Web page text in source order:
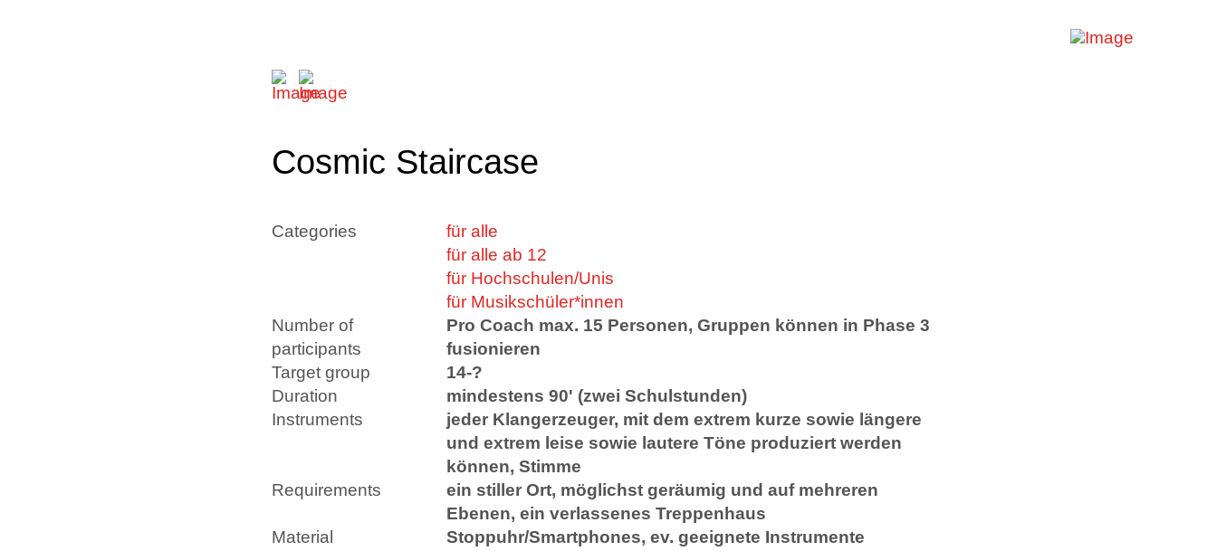
Cosmic Staircase
Categories
für alle
für alle ab 12
für Hochschulen/Unis
für Musikschüler*innen
Number of
participants
Pro Coach max. 15 Personen, Gruppen können in Phase 3
fusionieren
Target group
14-?
Duration
mindestens 90' (zwei Schulstunden)
Instruments
jeder Klangerzeuger, mit dem extrem kurze sowie längere
und extrem leise sowie lautere Töne produziert werden
können, Stimme
Requirements
ein stiller Ort, möglichst geräumig und auf mehreren
Ebenen, ein verlassenes Treppenhaus
Material
Stoppuhr/Smartphones, ev. geeignete Instrumente